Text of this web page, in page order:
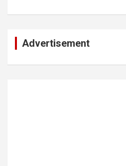
Advertisement